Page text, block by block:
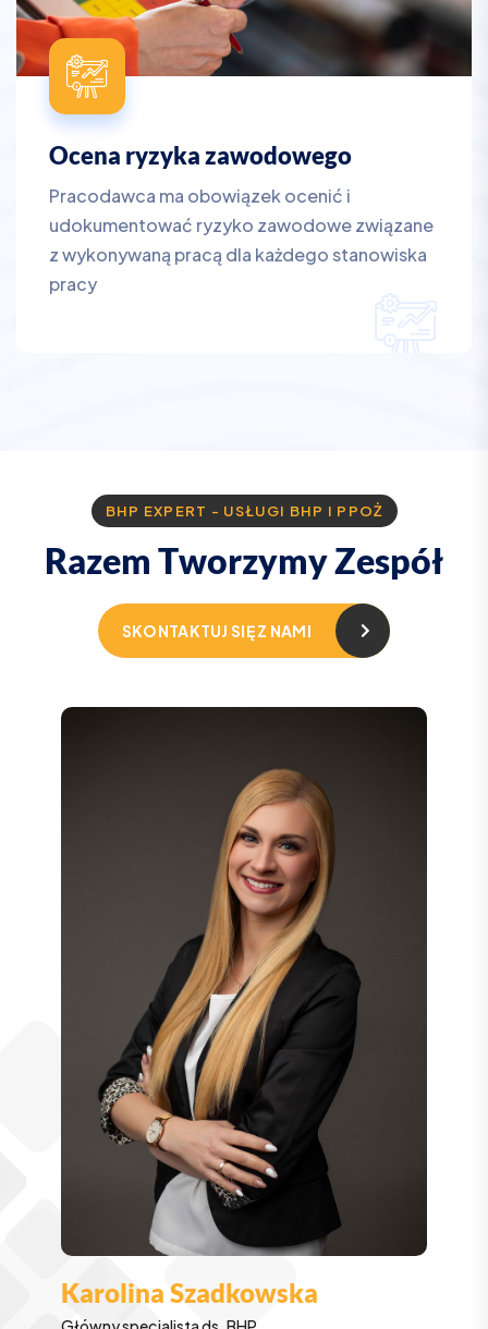
Ocena ryzyka zawodowego
Pracodawca ma obowiązek ocenić i
udokumentować ryzyko zawodowe związane
z wykonywaną pracą dla każdego stanowiska
pracy
BHP EXPERT - USŁUGI BHP I PPOŻ
Razem TworzymyZespół
SKONTAKTUJ SIĘ Z NAMI
Karolina Szadkowska